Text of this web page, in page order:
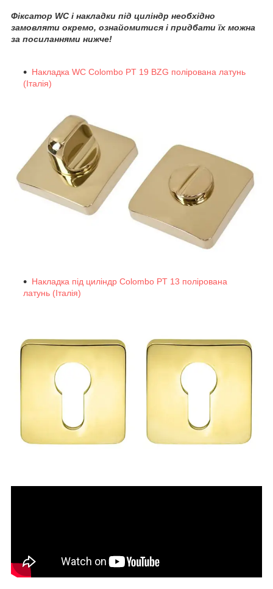
Фіксатор WC і накладки під циліндр необхідно
замовляти окремо, ознайомитися і придбати їх можна
за посиланнями нижче!
Накладка WC Colombo PT 19 BZG полірована латунь
(Італія)
Накладка під циліндр Colombo PT 13 полірована
латунь (Італія)